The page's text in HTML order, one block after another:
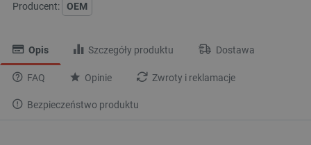
Producent: OEM
Opis Szczegóły produktu Dostawa
FAQ Opinie Zwroty i reklamacje
Bezpieczeństwo produktu